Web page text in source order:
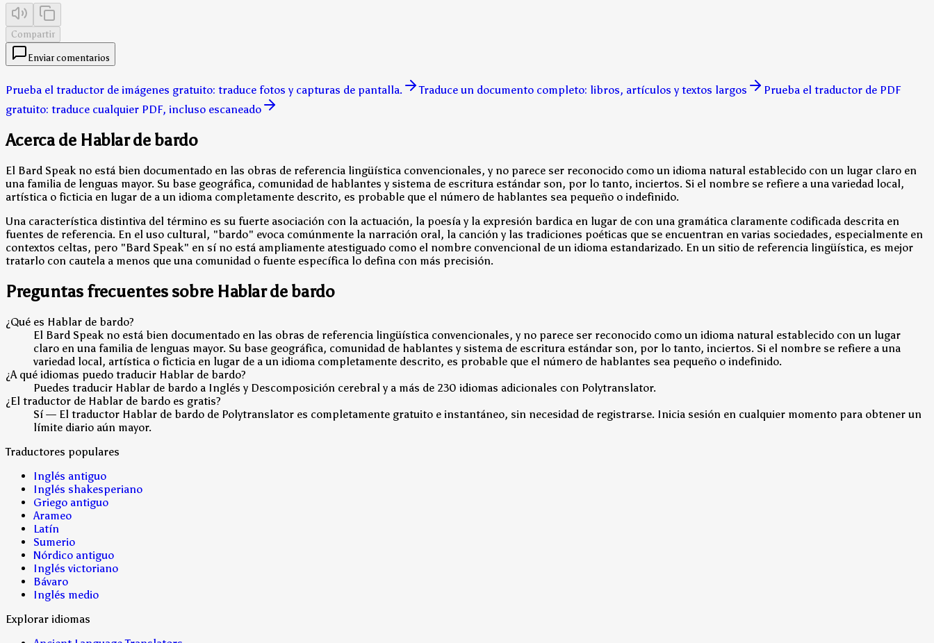
Compartir
Enviar comentarios
Prueba el traductor de imágenes gratuito: traduce fotos y capturas de pantalla. Traduce un documento completo: libros, artículos y textos largos
Prueba el traductor de PDF
gratuito: traduce cualquier PDF, incluso escaneado
Acerca de Hablar de bardo
El Bard Speak no está bien documentado en las obras de referencia lingüística convencionales, y no parece ser reconocido como un idioma natural establecido con un lugar claro en
una familia de lenguas mayor. Su base geográfica, comunidad de hablantes y sistema de escritura estándar son, por lo tanto, inciertos. Si el nombre se refiere a una variedad local,
artística o ficticia en lugar de a un idioma completamente descrito, es probable que el número de hablantes sea pequeño o indefinido.
Una característica distintiva del término es su fuerte asociación con la actuación, la poesía y la expresión bardica en lugar de con una gramática claramente codificada descrita en
fuentes de referencia. En el uso cultural, "bardo" evoca comúnmente la narración oral, la canción y las tradiciones poéticas que se encuentran en varias sociedades, especialmente en
contextos celtas, pero "Bard Speak" en sí no está ampliamente atestiguado como el nombre convencional de un idioma estandarizado. En un sitio de referencia lingüística, es mejor
tratarlo con cautela a menos que una comunidad o fuente específica lo defina con más precisión.
Preguntas frecuentes sobre Hablar de bardo
¿Qué es Hablar de bardo?
El Bard Speak no está bien documentado en las obras de referencia lingüística convencionales, y no parece ser reconocido como un idioma natural establecido con un lugar
claro en una familia de lenguas mayor. Su base geográfica, comunidad de hablantes y sistema de escritura estándar son, por lo tanto, inciertos. Si el nombre se refiere a una
variedad local, artística o ficticia en lugar de a un idioma completamente descrito, es probable que el número de hablantes sea pequeño o indefinido.
¿A qué idiomas puedo traducir Hablar de bardo?
Puedes traducir Hablar de bardo a Inglés y Descomposición cerebral y a más de 230 idiomas adicionales con Polytranslator.
¿El traductor de Hablar de bardo es gratis?
Sí — El traductor Hablar de bardo de Polytranslator es completamente gratuito e instantáneo, sin necesidad de registrarse. Inicia sesión en cualquier momento para obtener un
límite diario aún mayor.
Traductores populares
Inglés antiguo
Inglés shakesperiano
Griego antiguo
Arameo
Latín
Sumerio
Nórdico antiguo
Inglés victoriano
Bávaro
Inglés medio
Explorar idiomas